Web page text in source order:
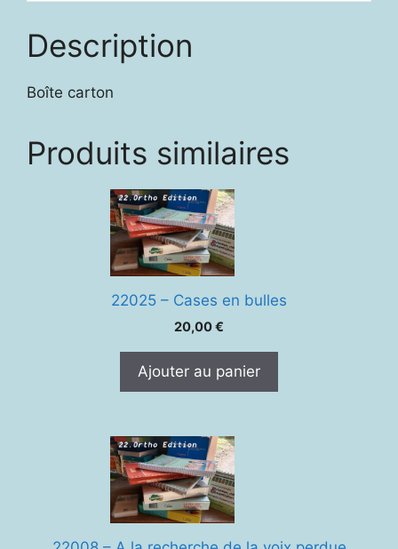
Description
Boîte carton
Produits similaires
22025 – Cases en bulles
20,00€
Ajouter au panier